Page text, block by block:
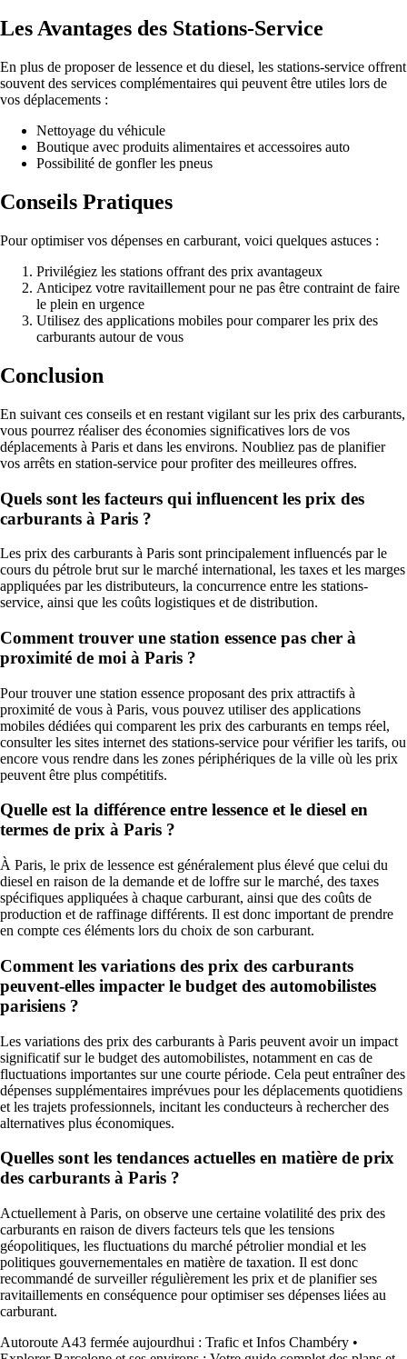
Les Avantages des Stations-Service
En plus de proposer de lessence et du diesel, les stations-service offrent
souvent des services complémentaires qui peuvent être utiles lors de
vos déplacements :
Nettoyage du véhicule
Boutique avec produits alimentaires et accessoires auto
Possibilité de gonfler les pneus
Conseils Pratiques
Pour optimiser vos dépenses en carburant, voici quelques astuces :
Privilégiez les stations offrant des prix avantageux
Anticipez votre ravitaillement pour ne pas être contraint de faire
le plein en urgence
Utilisez des applications mobiles pour comparer les prix des
carburants autour de vous
Conclusion
En suivant ces conseils et en restant vigilant sur les prix des carburants,
vous pourrez réaliser des économies significatives lors de vos
déplacements à Paris et dans les environs. Noubliez pas de planifier
vos arrêts en station-service pour profiter des meilleures offres.
Quels sont les facteurs qui influencent les prix des
carburants à Paris ?
Les prix des carburants à Paris sont principalement influencés par le
cours du pétrole brut sur le marché international, les taxes et les marges
appliquées par les distributeurs, la concurrence entre les stations-
service, ainsi que les coûts logistiques et de distribution.
Comment trouver une station essence pas cher à
proximité de moi à Paris ?
Pour trouver une station essence proposant des prix attractifs à
proximité de vous à Paris, vous pouvez utiliser des applications
mobiles dédiées qui comparent les prix des carburants en temps réel,
consulter les sites internet des stations-service pour vérifier les tarifs, ou
encore vous rendre dans les zones périphériques de la ville où les prix
peuvent être plus compétitifs.
Quelle est la différence entre lessence et le diesel en
termes de prix à Paris ?
À Paris, le prix de lessence est généralement plus élevé que celui du
diesel en raison de la demande et de loffre sur le marché, des taxes
spécifiques appliquées à chaque carburant, ainsi que des coûts de
production et de raffinage différents. Il est donc important de prendre
en compte ces éléments lors du choix de son carburant.
Comment les variations des prix des carburants
peuvent-elles impacter le budget des automobilistes
parisiens ?
Les variations des prix des carburants à Paris peuvent avoir un impact
significatif sur le budget des automobilistes, notamment en cas de
fluctuations importantes sur une courte période. Cela peut entraîner des
dépenses supplémentaires imprévues pour les déplacements quotidiens
et les trajets professionnels, incitant les conducteurs à rechercher des
alternatives plus économiques.
Quelles sont les tendances actuelles en matière de prix
des carburants à Paris ?
Actuellement à Paris, on observe une certaine volatilité des prix des
carburants en raison de divers facteurs tels que les tensions
géopolitiques, les fluctuations du marché pétrolier mondial et les
politiques gouvernementales en matière de taxation. Il est donc
recommandé de surveiller régulièrement les prix et de planifier ses
ravitaillements en conséquence pour optimiser ses dépenses liées au
carburant.
Autoroute A43 fermée aujourdhui : Trafic et Infos Chambéry •